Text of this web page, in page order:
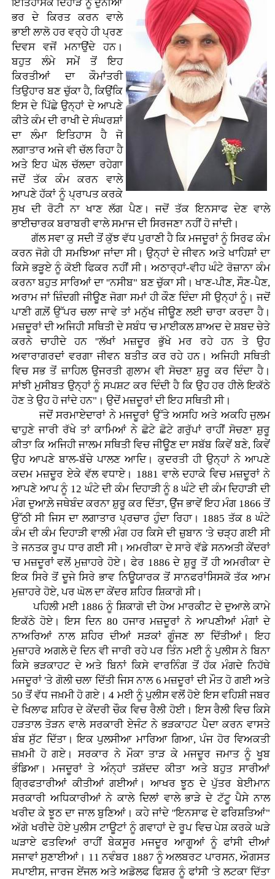
ਇਤਿਹਾਸਕ ਦਿਹਾੜੇ ਨੂੰ ਦੁਨੀਆਂ
ਭਰ ਦੇ ਕਿਰਤ ਕਰਨ ਵਾਲੇ
ਭਾਈ ਲਾਲੋ ਹਰ ਵਰ੍ਹੇ ਹੀ ਪ੍ਰਣ
ਦਿਵਸ ਵਜੋਂ ਮਨਾਉਂਦੇ ਹਨ।
ਬਹੁਤ ਲੰਮੇ ਸਮੇਂ ਤੋਂ ਇਹ
ਕਿਰਤੀਆਂ ਦਾ ਕੌਮਾਂਤਰੀ
ਤਿਉਹਾਰ ਬਣ ਚੁੱਕਾ ਹੈ, ਕਿਉਂਕਿ
ਇਸ ਦੇ ਪਿੱਛੇ ਉਨ੍ਹਾਂ ਦੇ ਆਪਣੇ
ਕੀਤੇ ਕੰਮ ਦੀ ਰਾਖੀ ਦੇ ਸੰਘਰਸ਼ਾਂ
ਦਾ ਲੰਮਾ ਇਤਿਹਾਸ ਹੈ ਜੋ
ਲਗਾਤਾਰ ਅਜੇ ਵੀ ਚੱਲ ਰਿਹਾ ਹੈ
ਅਤੇ ਇਹ ਘੋਲ ਚੱਲਦਾ ਰਹੇਗਾ
ਜਦੋਂ ਤੱਕ ਕੰਮ ਕਰਨ ਵਾਲੇ
ਆਪਣੇ ਹੱਕਾਂ ਨੂੰ ਪ੍ਰਾਪਤ ਕਰਕੇ
ਸੁਖ ਦੀ ਰੋਟੀ ਨਾ ਖਾਣ ਲੱਗ ਪੈਣ। ਜਦੋਂ ਤੱਕ ਇਨਸਾਫ ਦੇਣ ਵਾਲੇ
ਭਾਈਚਾਰਕ ਬਰਾਬਰੀ ਵਾਲੇ ਸਮਾਜ ਦੀ ਸਿਰਜਣਾ ਨਹੀਂ ਹੋ ਜਾਂਦੀ।
ਗੱਲ ਸਵਾ ਕੁ ਸਦੀ ਤੋਂ ਕੁੱਝ ਵੱਧ ਪੁਰਾਣੀ ਹੈ ਕਿ ਮਜਦੂਰਾਂ ਨੂੰ ਸਿਰਫ ਕੰਮ
ਕਰਨ ਜੋਗੇ ਹੀ ਸਮਝਿਆ ਜਾਂਦਾ ਸੀ। ਉਨ੍ਹਾਂ ਦੇ ਜੀਵਨ ਅਤੇ ਖਾਹਿਸ਼ਾਂ ਦਾ
ਕਿਸੇ ਭੜੂਏ ਨੂੰ ਕੋਈ ਫਿਕਰ ਨਹੀਂ ਸੀ। ਅਠਾਰ੍ਹਾਂ-ਵੀਹ ਘੰਟੇ ਰੋਜ਼ਾਨਾ ਕੰਮ
ਕਰਨਾ ਬਹੁਤ ਸਾਰਿਆਂ ਦਾ ''ਨਸੀਬ" ਬਣ ਚੁੱਕਾ ਸੀ। ਖਾਣ-ਪੀਣ, ਸੌਣ-ਪੈਣ,
ਅਰਾਮ ਜਾਂ ਜ਼ਿੰਦਗੀ ਜੀਊਣ ਜੋਗਾ ਸਮਾਂ ਹੀ ਕੌਣ ਦਿੰਦਾ ਸੀ ਉਨ੍ਹਾਂ ਨੂੰ। ਜਦੋਂ
ਪਾਣੀ ਗਲ਼ੋਂ ਉੱਪਰ ਚਲਾ ਜਾਵੇ ਤਾਂ ਮਨੁੱਖ ਜੀਊਣ ਲਈ ਚਾਰਾ ਕਰਦਾ ਹੈ।
ਮਜ਼ਦੂਰਾਂ ਦੀ ਅਜਿਹੀ ਸਥਿਤੀ ਦੇ ਸਬੰਧ 'ਚ ਮਾਈਕਲ ਸ਼ਾਅਦ ਦੇ ਸ਼ਬਦ ਚੇਤੇ
ਕਰਨੇ ਚਾਹੀਦੇ ਹਨ ''ਲੱਖਾਂ ਮਜ਼ਦੂਰ ਭੁੱਖੇ ਮਰ ਰਹੇ ਹਨ ਤੇ ਉਹ
ਅਵਾਰਾਗਰਦਾਂ ਵਰਗਾ ਜੀਵਨ ਬਤੀਤ ਕਰ ਰਹੇ ਹਨ। ਅਜਿਹੀ ਸਥਿਤੀ
ਵਿਚ ਸਭ ਤੋਂ ਜ਼ਾਹਿਲ ਉਜਰਤੀ ਗੁਲਾਮ ਵੀ ਸੋਚਣਾ ਸ਼ੁਰੂ ਕਰ ਦਿੰਦਾ ਹੈ।
ਸਾਂਝੀ ਮੁਸੀਬਤ ਉਨ੍ਹਾਂ ਨੂੰ ਸਪਸ਼ਟ ਕਰ ਦਿੰਦੀ ਹੈ ਕਿ ਉਹ ਹਰ ਹੀਲੇ ਇਕੱਠੇ
ਹੋਣ ਤੇ ਉਹ ਹੋ ਜਾਂਦੇ ਹਨ"। ਉਦੋਂ ਮਜ਼ਦੂਰਾਂ ਦੀ ਇਹ ਸਥਿਤੀ ਸੀ।
ਜਦੋਂ ਸਰਮਾਏਦਾਰਾਂ ਨੇ ਮਜਦੂਰਾਂ ਉੱਤੇ ਅਸਹਿ ਅਤੇ ਅਕਹਿ ਜੁਲਮ
ਢਾਹੁਣੇ ਜਾਰੀ ਰੱਖੇ ਤਾਂ ਕਾਮਿਆਂ ਨੇ ਛੋਟੇ ਛੋਟੇ ਗਰੁੱਪਾਂ ਰਾਹੀਂ ਸੋਚਣਾ ਸ਼ੁਰੂ
ਕੀਤਾ ਕਿ ਅਜਿਹੀ ਜਾਲਮ ਸਥਿਤੀ ਵਿਚ ਜੀਊਣ ਦਾ ਸਬੱਬ ਕਿਵੇਂ ਬਣੇ, ਕਿਵੇਂ
ਉਹ ਆਪਣੇ ਬਾਲ-ਬੱਚੇ ਪਾਲਣ ਆਦਿ। ਕੁਦਰਤੀ ਹੀ ਉਨ੍ਹਾਂ ਨੇ ਆਪਣੇ
ਕਦਮ ਮਜ਼ਦੂਰ ਏਕੇ ਵੱਲ ਵਧਾਏ। 1881 ਵਾਲੇ ਦਹਾਕੇ ਵਿਚ ਮਜ਼ਦੂਰਾਂ ਨੇ
ਆਪਣੇ ਆਪ ਨੂੰ 12 ਘੰਟੇ ਦੀ ਕੰਮ ਦਿਹਾੜੀ ਨੂੰ 8 ਘੰਟੇ ਦੀ ਕੰਮ ਦਿਹਾੜੀ ਦੀ
ਮੰਗ ਦੁਆਲ਼ੇ ਜਥੇਬੰਦ ਕਰਨਾ ਸ਼ੁਰੂ ਕਰ ਦਿੱਤਾ, ਉਂਜ ਭਾਵੇਂ ਇਹ ਮੰਗ 1866 ਤੋਂ
ਉੱਠੀ ਸੀ ਜਿਸ ਦਾ ਲਗਾਤਾਰ ਪ੍ਰਚਾਰ ਹੁੰਦਾ ਰਿਹਾ। 1885 ਤੱਕ 8 ਘੰਟੇ
ਕੰਮ ਦੀ ਕੰਮ ਦਿਹਾੜੀ ਵਾਲੀ ਮੰਗ ਹਰ ਕਿਸੇ ਦੀ ਜ਼ੁਬਾਨ 'ਤੇ ਚੜ੍ਹ ਗਈ ਸੀ
ਤੇ ਜਨਤਕ ਰੂਪ ਧਾਰ ਗਈ ਸੀ। ਅਮਰੀਕਾ ਦੇ ਸਾਰੇ ਵੱਡੇ ਸਨਅਤੀ ਕੇਂਦਰਾਂ
'ਚ ਮਜ਼ਦੂਰਾਂ ਵਲੋਂ ਮੁਜ਼ਾਹਰੇ ਹੋਏ। ਫੇਰ 1886 ਦੇ ਸ਼ੁਰੂ ਤੋਂ ਹੀ ਅਮਰੀਕਾ ਦੇ
ਇਕ ਸਿਰੇ ਤੋਂ ਦੂਜੇ ਸਿਰੇ ਭਾਵ ਨਿਊਯਾਰਕ ਤੋਂ ਸਾਨਫਰਾਂਸਿਸਕੋ ਤੱਕ ਆਮ
ਮੁਜ਼ਾਹਰੇ ਹੋਏ, ਪਰ ਘੋਲ ਦਾ ਕੇਂਦਰ ਸ਼ਹਿਰ ਸ਼ਿਕਾਗੋ ਸੀ।
ਪਹਿਲੀ ਮਈ 1886 ਨੂੰ ਸ਼ਿਕਾਗੋ ਦੀ ਹੇਅ ਮਾਰਕੀਟ ਦੇ ਦੁਆਲੇ ਕਾਮੇ
ਇਕੱਠੇ ਹੋਏ। ਇਸ ਦਿਨ 80 ਹਜਾਰ ਮਜ਼ਦੂਰਾਂ ਨੇ ਆਪਣੀਆਂ ਮੰਗਾਂ ਦੇ
ਨਾਅਰਿਆਂ ਨਾਲ ਸ਼ਹਿਰ ਦੀਆਂ ਸੜਕਾਂ ਗੂੰਜਣ ਲਾ ਦਿੱਤੀਆਂ। ਇਹ
ਮੁਜ਼ਾਹਰੇ ਅਗਲੇ ਦੋ ਦਿਨ ਵੀ ਜਾਰੀ ਰਹੇ ਪਰ ਤਿੰਨ ਮਈ ਨੂੰ ਪੁਲੀਸ ਨੇ ਬਿਨਾ
ਕਿਸੇ ਭੜਕਾਹਟ ਦੇ ਅਤੇ ਬਿਨਾਂ ਕਿਸੇ ਵਾਰਨਿੰਗ ਤੋਂ ਹੱਕ ਮੰਗਦੇ ਨਿਹੱਥੇ
ਮਜਦੂਰਾਂ 'ਤੇ ਗੋਲੀ ਚਲਾ ਦਿੱਤੀ ਜਿਸ ਨਾਲ 6 ਮਜ਼ਦੂਰਾਂ ਦੀ ਮੌਤ ਹੋ ਗਈ ਅਤੇ
50 ਤੋਂ ਵੱਧ ਜਖ਼ਮੀ ਹੋ ਗਏ। 4 ਮਈ ਨੂੰ ਪੁਲੀਸ ਵਲੋਂ ਹੋਏ ਇਸ ਵਹਿਸ਼ੀ ਜਬਰ
ਦੇ ਖਿਲਾਫ ਸ਼ਹਿਰ ਦੇ ਕੇਂਦਰੀ ਚੌਕ ਵਿਚ ਰੈਲੀ ਹੋਈ। ਇਸ ਰੈਲੀ ਵਿਚ ਕਿਸੇ
ਹੜਤਾਲ ਤੋੜਨ ਵਾਲੇ ਸਰਕਾਰੀ ਏਜੰਟ ਨੇ ਭੜਕਾਹਟ ਪੈਦਾ ਕਰਨ ਵਾਸਤੇ
ਬੰਬ ਸੁੱਟ ਦਿੱਤਾ। ਇਕ ਪੁਲਸੀਆ ਮਾਰਿਆ ਗਿਆ, ਪੰਜ ਹੋਰ ਵਿਅਕਤੀ
ਜ਼ਖ਼ਮੀ ਹੋ ਗਏ। ਸਰਕਾਰ ਨੇ ਮੌਕਾ ਤਾੜ ਕੇ ਮਜਦੂਰ ਜਮਾਤ ਨੂੰ ਖੂਬ
ਭੰਡਿਆ। ਮਜਦੂਰਾਂ ਤੇ ਅੰਨ੍ਹਾਂ ਤਸ਼ੱਦਦ ਕੀਤਾ ਅਤੇ ਬਹੁਤ ਸਾਰੀਆਂ
ਗ੍ਰਿਫਤਾਰੀਆਂ ਕੀਤੀਆਂ ਗਈਆਂ। ਆਖਰ ਝੂਠ ਦੇ ਪੁੱਤਰ ਬੇਈਮਾਨ
ਸਰਕਾਰੀ ਅਧਿਕਾਰੀਆਂ ਨੇ ਕਾਲੇ ਦਿਲਾਂ ਵਾਲੇ ਭਾੜੇ ਦੇ ਟੱਟੂ ਪੈਸੇ ਨਾਲ
ਖਰੀਦ ਕੇ ਝੂਠ ਦਾ ਜਾਲ ਬੁਣਿਆਂ। ਕਹੇ ਜਾਂਦੇ ''ਇਨਸਾਫ ਦੇ ਫਰਿਸ਼ਤਿਆਂ"
ਅੱਗੇ ਖਰੀਦੇ ਹੋਏ ਪੁਲੀਸ ਟਾਊਟਾਂ ਨੂੰ ਗਵਾਹਾਂ ਦੇ ਰੂਪ ਵਿਚ ਪੇਸ਼ ਕਰਕੇ ਘੜੇ
ਘੜਾਏ ਫਤਵਿਆਂ ਰਾਹੀਂ ਬੇਕਸੂਰ ਮਜਦੂਰ ਆਗੂਆਂ ਨੂੰ ਫਾਂਸੀ ਦੀਆਂ
ਸਜਾਵਾਂ ਸੁਣਾਈਆਂ। 11 ਨਵੰਬਰ 1887 ਨੂੰ ਅਲਬਰਟ ਪਾਰਸਨ, ਔਗਸਤ
ਸਪਾਈਸ, ਜਾਰਜ ਏਂਜਲ ਅਤੇ ਅਡੋਲਫ ਫਿਸ਼ਰ ਨੂੰ ਫਾਂਸੀ 'ਤੇ ਲਟਕਾ ਦਿੱਤਾ